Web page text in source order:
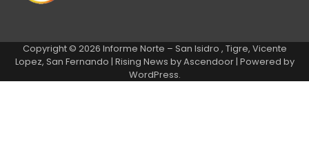
Copyright © 2026 Informe Norte – San Isidro , Tigre, Vicente
Lopez, San Fernando | Rising News byAscendoor| Powered by
WordPress.